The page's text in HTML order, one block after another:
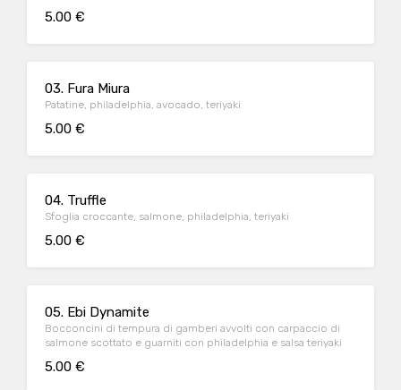
5.00 €
03. Fura Miura
Patatine, philadelphia, avocado, teriyaki
5.00 €
04. Truffle
Sfoglia croccante, salmone, philadelphia, teriyaki
5.00 €
05. Ebi Dynamite
Bocconcini di tempura di gamberi avvolti con carpaccio di
salmone scottato e guarniti con philadelphia e salsa teriyaki
5.00 €